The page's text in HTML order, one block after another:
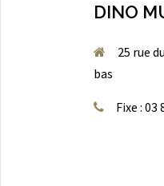
DINO
25 rue
bas
Fixe : 03